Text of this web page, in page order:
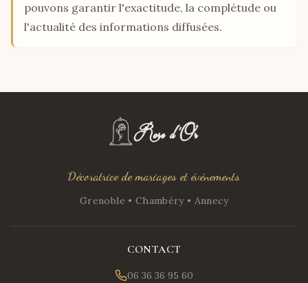
pouvons garantir l'exactitude, la complétude ou
l'actualité des informations diffusées.
Décoratrice de mariages et événements
Grenoble • Chambéry • Annecy
CONTACT
06 36 36 95 60